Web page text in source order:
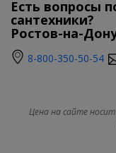
Есть вопросы
сантехники?
Ростов-на-
8-800-350-50-54
Цена на сайте